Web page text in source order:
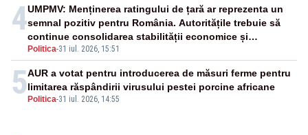
4
Politica-31 iul. 2026, 15:51
UMPMV: Menținerea ratingului de țară ar reprezenta un
semnal pozitiv pentru România. Autoritățile trebuie să
continue consolidarea stabilității economice și
financiare
5 Politica-31 iul. 2026, 14:55
AUR a votat pentru introducerea de măsuri ferme pentru
limitarea răspândirii virusului pestei porcine africane